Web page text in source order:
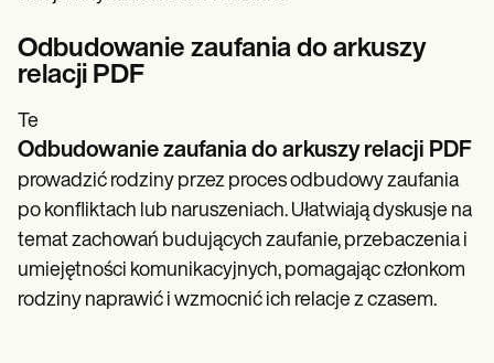
Odbudowanie zaufania do arkuszy
relacji PDF
Te
Odbudowanie zaufania do arkuszy relacji PDF
prowadzić rodziny przez proces odbudowy zaufania
po konfliktach lub naruszeniach. Ułatwiają dyskusje na
temat zachowań budujących zaufanie, przebaczenia i
umiejętności komunikacyjnych, pomagając członkom
rodziny naprawić i wzmocnić ich relacje z czasem.